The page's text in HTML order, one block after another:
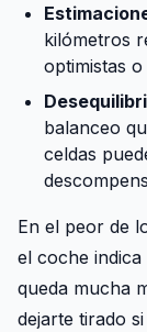
kilómetros
optimistas
balanceo
celdas
En el peor de
el coche
queda mucha
dejarte tirado